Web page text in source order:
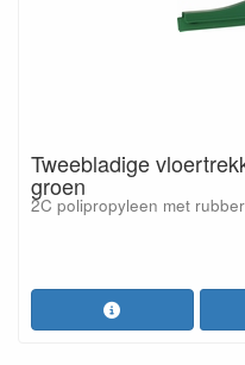
Tweebladige
groen
2C polipropyleen met rubber